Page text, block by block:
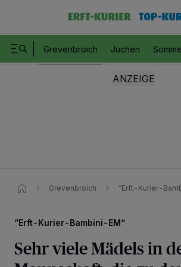
Grevenbroich Jüchen
Grevenbroich “Erft-Kurier-
“Erft-Kurier-Bambini-EM“
Sehr viele Mädels in